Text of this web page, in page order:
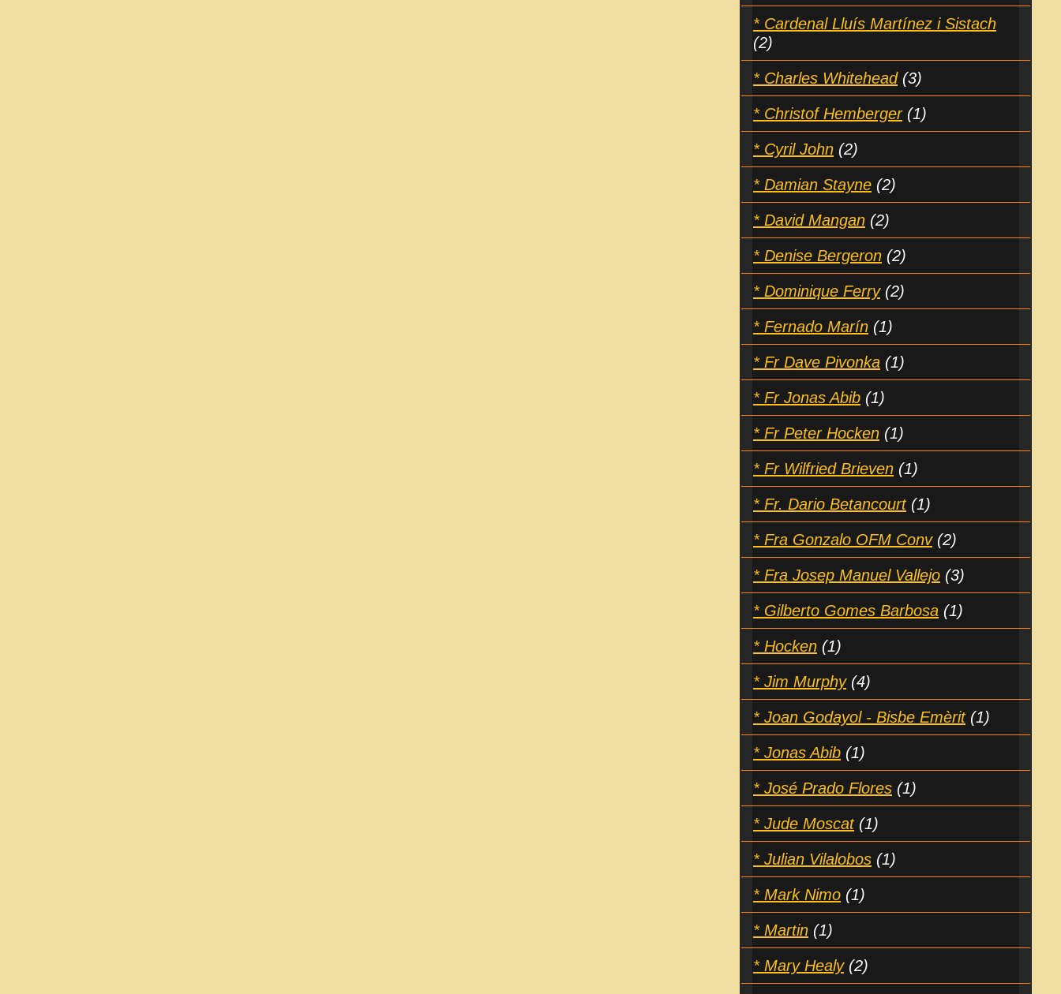
* Cardenal Lluís Martínez i Sistach
(2)
* Charles Whitehead (3)
* Christof Hemberger (1)
* Cyril John (2)
* Damian Stayne (2)
* David Mangan (2)
* Denise Bergeron (2)
* Dominique Ferry (2)
* Fernado Marín (1)
* Fr Dave Pivonka (1)
* Fr Jonas Abib (1)
* Fr Peter Hocken (1)
* Fr Wilfried Brieven (1)
* Fr. Dario Betancourt (1)
* Fra Gonzalo OFM Conv (2)
* Fra Josep Manuel Vallejo (3)
* Gilberto Gomes Barbosa (1)
* Hocken (1)
* Jim Murphy (4)
* Joan Godayol - Bisbe Emèrit (1)
* Jonas Abib (1)
* José Prado Flores (1)
* Jude Moscat (1)
* Julian Vilalobos (1)
* Mark Nimo (1)
* Martin (1)
* Mary Healy (2)